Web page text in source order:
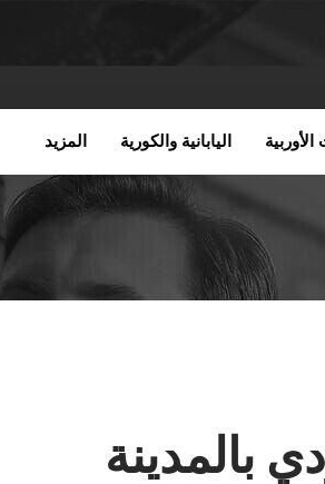
الأوربية اليابانية والكورية المزيد
بالمدينة